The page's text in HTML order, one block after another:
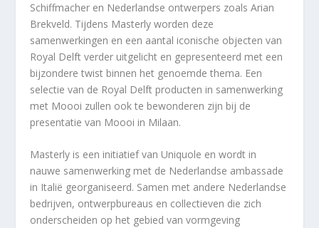
Schiffmacher en Nederlandse ontwerpers zoals Arian
Brekveld. Tijdens Masterly worden deze
samenwerkingen en een aantal iconische objecten van
Royal Delft verder uitgelicht en gepresenteerd met een
bijzondere twist binnen het genoemde thema. Een
selectie van de Royal Delft producten in samenwerking
met Moooi zullen ook te bewonderen zijn bij de
presentatie van Moooi in Milaan.
Masterly is een initiatief van Uniquole en wordt in
nauwe samenwerking met de Nederlandse ambassade
in Italië georganiseerd. Samen met andere Nederlandse
bedrijven, ontwerpbureaus en collectieven die zich
onderscheiden op het gebied van vormgeving